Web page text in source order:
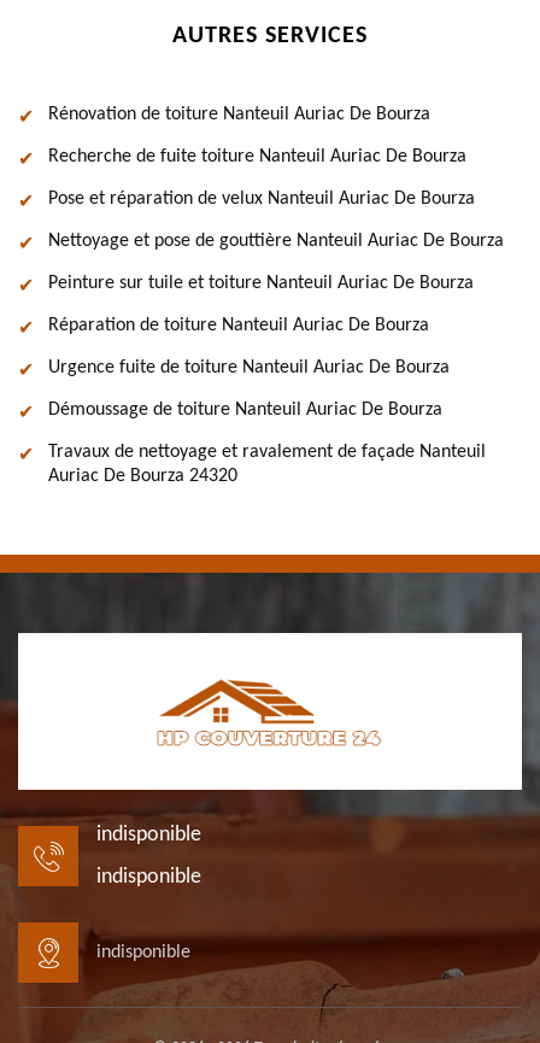
AUTRES SERVICES
Rénovation de toiture Nanteuil Auriac De Bourza
Recherche de fuite toiture Nanteuil Auriac De Bourza
Pose et réparation de velux Nanteuil Auriac De Bourza
Nettoyage et pose de gouttière Nanteuil Auriac De Bourza
Peinture sur tuile et toiture Nanteuil Auriac De Bourza
Réparation de toiture Nanteuil Auriac De Bourza
Urgence fuite de toiture Nanteuil Auriac De Bourza
Démoussage de toiture Nanteuil Auriac De Bourza
Travaux de nettoyage et ravalement de façade Nanteuil
Auriac De Bourza 24320
indisponible
indisponible
indisponible